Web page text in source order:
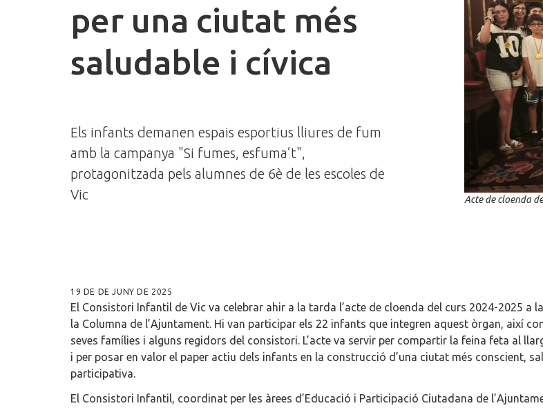
per una ciutat més
saludable i cívica
Els infants demanen espais esportius lliures de fum
amb la campanya "Si fumes, esfuma’t",
protagonitzada pels alumnes de 6è de les escoles de
Vic
Acte de cloenda
19 DE DE JUNY DE 2025
El Consistori Infantil de Vic va celebrar ahir a la tarda l’acte de cloenda del curs 2024-2025 a
la Columna de l’Ajuntament. Hi van participar els 22 infants que integren aquest òrgan, així
seves famílies i alguns regidors del consistori. L’acte va servir per compartir la feina feta al
i per posar en valor el paper actiu dels infants en la construcció d’una ciutat més conscient,
participativa.
El Consistori Infantil, coordinat per les àrees d’Educació i Participació Ciutadana de